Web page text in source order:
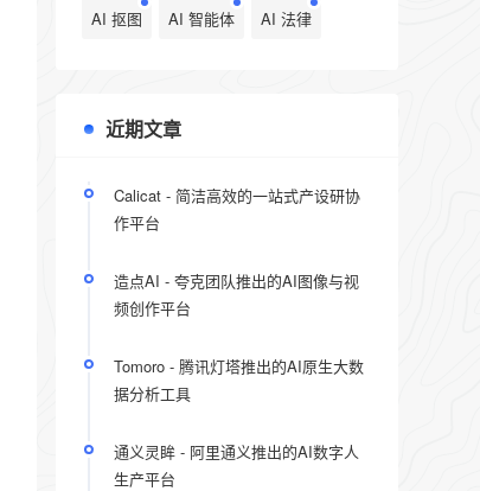
AI 抠图 AI 智能体 AI 法律
近期文章
Calicat - 简洁高效的一站式产设研协
作平台
造点AI - 夸克团队推出的AI图像与视
频创作平台
Tomoro - 腾讯灯塔推出的AI原生大数
据分析工具
通义灵眸 - 阿里通义推出的AI数字人
生产平台